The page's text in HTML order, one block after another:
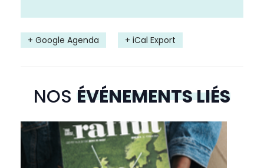
+ Google Agenda + iCal Export
NOS ÉVÉNEMENTS LIÉS